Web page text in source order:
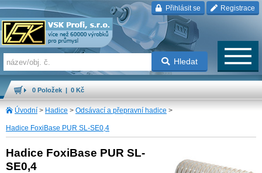
Přihlásit se Registrace
Hledat
0 Položek | 0 Kč
Úvodní > Hadice > Odsávací a přepravní hadice >
Hadice FoxiBase PUR SL-SE0,4
Hadice FoxiBase PUR SL-
SE0,4